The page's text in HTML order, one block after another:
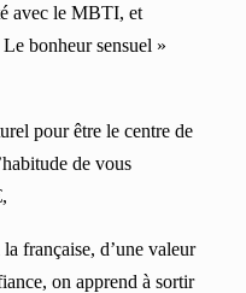
avec le MBTI, et
bonheur sensuel »
pour être le centre de
de vous
française, d’une valeur
on apprend à sortir